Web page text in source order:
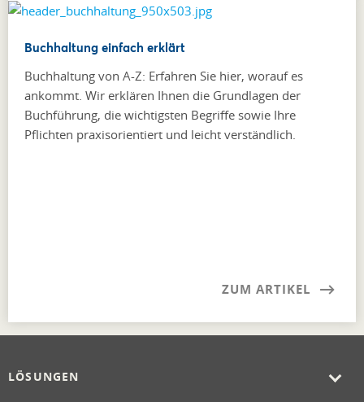
Buchhaltung einfach erklärt
Buchhaltung von A-Z: Erfahren Sie hier, worauf es
ankommt. Wir erklären Ihnen die Grundlagen der
Buchführung, die wichtigsten Begriffe sowie Ihre
Pflichten praxisorientiert und leicht verständlich.
ZUM ARTIKEL
LÖSUNGEN